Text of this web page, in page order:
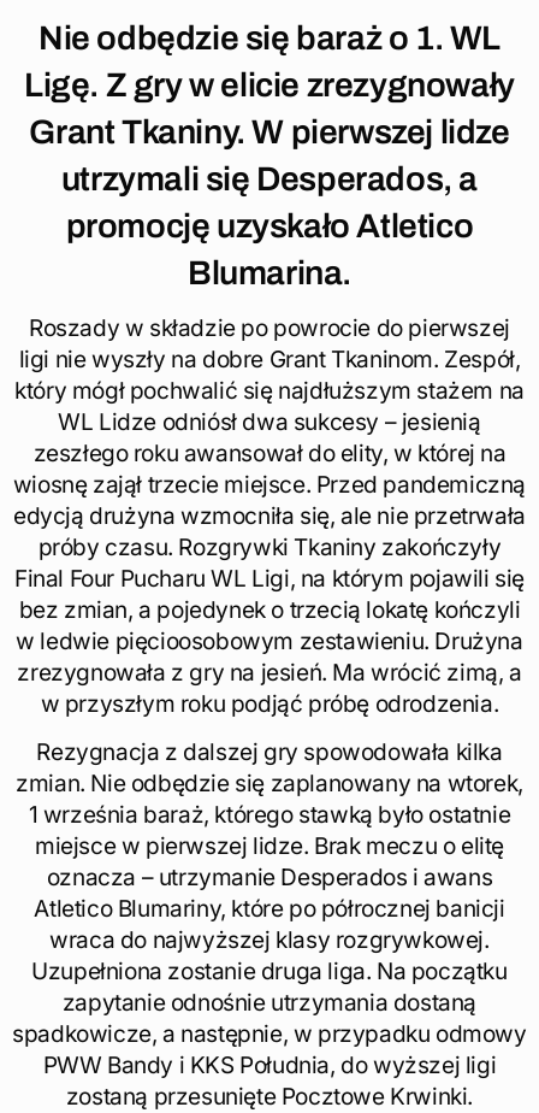
Nie odbędzie się baraż o 1. WL
Ligę. Z gry w elicie zrezygnowały
Grant Tkaniny. W pierwszej lidze
utrzymali się Desperados, a
promocję uzyskało Atletico
Blumarina.
Roszady w składzie po powrocie do pierwszej
ligi nie wyszły na dobre Grant Tkaninom. Zespół,
który mógł pochwalić się najdłuższym stażem na
WL Lidze odniósł dwa sukcesy – jesienią
zeszłego roku awansował do elity, w której na
wiosnę zajął trzecie miejsce. Przed pandemiczną
edycją drużyna wzmocniła się, ale nie przetrwała
próby czasu. Rozgrywki Tkaniny zakończyły
Final Four Pucharu WL Ligi, na którym pojawili się
bez zmian, a pojedynek o trzecią lokatę kończyli
w ledwie pięcioosobowym zestawieniu. Drużyna
zrezygnowała z gry na jesień. Ma wrócić zimą, a
w przyszłym roku podjąć próbę odrodzenia.
Rezygnacja z dalszej gry spowodowała kilka
zmian. Nie odbędzie się zaplanowany na wtorek,
1 września baraż, którego stawką było ostatnie
miejsce w pierwszej lidze. Brak meczu o elitę
oznacza – utrzymanie Desperados i awans
Atletico Blumariny, które po półrocznej banicji
wraca do najwyższej klasy rozgrywkowej.
Uzupełniona zostanie druga liga. Na początku
zapytanie odnośnie utrzymania dostaną
spadkowicze, a następnie, w przypadku odmowy
PWW Bandy i KKS Południa, do wyższej ligi
zostaną przesunięte Pocztowe Krwinki.